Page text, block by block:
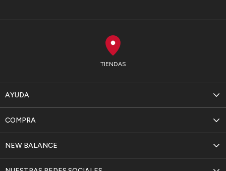
TIENDAS
AYUDA
NEW BALANCE
COMPRA